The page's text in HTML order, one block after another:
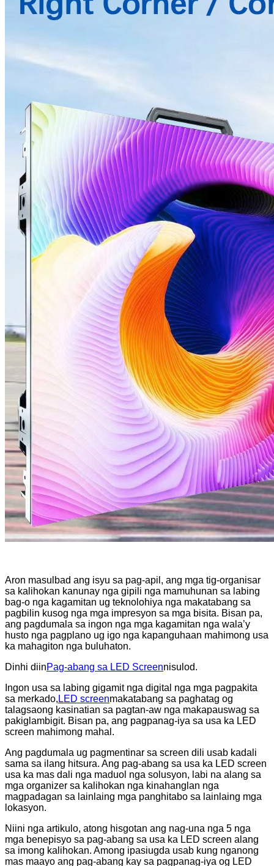
Aron masulbad ang isyu sa pag-apil, ang mga tig-organisar
sa kalihokan kanunay nga gipili nga mamuhunan sa labing
bag-o nga kagamitan ug teknolohiya nga makatabang sa
pagbilin kusog nga mga impresyon sa mga bisita. Bisan pa,
ang pagdumala sa ingon nga mga kagamitan nga wala’y
husto nga pagplano ug igo nga kapanguhaan mahimong usa
ka mahagiton nga buluhaton.
Dinhi diinPag-abang sa LED Screennisulod.
Ingon usa sa labing gigamit nga digital nga mga pagpakita
sa merkado, LED screenmakatabang sa paghatag og
talagsaong kasinatian sa pagtan-aw nga makapauswag sa
pakiglambigit. Bisan pa, ang pagpanag-iya sa usa ka LED
screen mahimong mahal.
Ang pagdumala ug pagmentinar sa screen dili usab kadali
sama sa ilang hitsura. Ang pag-abang sa usa ka LED screen
usa ka mas dali nga maduol nga solusyon, labi na alang sa
mga organizer sa kalihokan nga kinahanglan nga
magpadagan sa lainlaing mga panghitabo sa lainlaing mga
lokasyon.
Niini nga artikulo, atong hisgotan ang nag-una nga 5 nga
mga benepisyo sa pag-abang sa usa ka LED screen alang
sa imong kalihokan. Among ipasiugda usab kung nganong
mas maayo ang pag-abang kay sa pagpanag-iya og LED